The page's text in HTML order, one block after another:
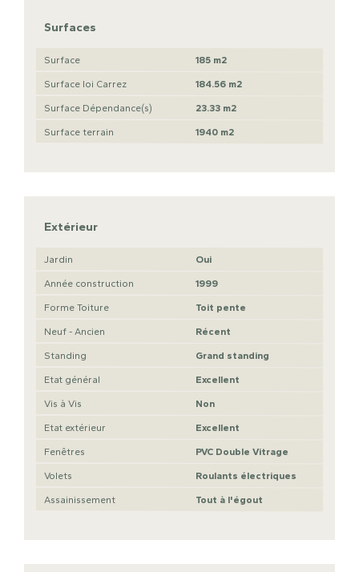
Surfaces
Surface 185 m2
Surface loi Carrez 184.56 m2
Surface Dépendance(s) 23.33 m2
Surface terrain 1940 m2
Extérieur
Jardin Oui
Année construction 1999
Forme Toiture Toit pente
Neuf - Ancien Récent
Standing Grand standing
Etat général Excellent
Vis à Vis Non
Etat extérieur Excellent
Fenêtres PVC Double Vitrage
Volets Roulants électriques
Assainissement Tout à l'égout